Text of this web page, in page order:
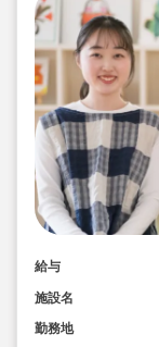
給与
施設名
勤務地